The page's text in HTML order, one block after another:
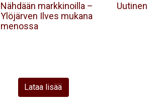
Nähdään markkinoilla –
Ylöjärven Ilves mukana
menossa
Uutinen
Lataa lisää